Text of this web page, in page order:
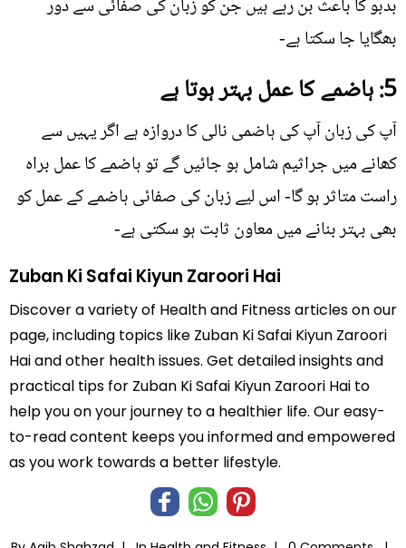
بدبو کا باعث بن رہے ہیں جن کو زبان کی صفائی سے دور
بھگایا جا سکتا ہے-
5: ہاضمے کا عمل بہتر ہوتا ہے
آپ کی زبان آپ کی ہاضمی نالی کا دروازہ ہے اگر یہیں سے
کھانے میں جراثيم شامل ہو جائيں گے تو ہاضمے کا عمل براہ
راست متاثر ہو گا- اس لیے زبان کی صفائی ہاضمے کے عمل کو
بھی بہتر بنانے میں معاون ثابت ہو سکتی ہے-
Zuban Ki Safai Kiyun Zaroori Hai
Discover a variety of Health and Fitness articles on our
page, including topics like Zuban Ki Safai Kiyun Zaroori
Hai and other health issues. Get detailed insights and
practical tips for Zuban Ki Safai Kiyun Zaroori Hai to
help you on your journey to a healthier life. Our easy-
to-read content keeps you informed and empowered
as you work towards a better lifestyle.